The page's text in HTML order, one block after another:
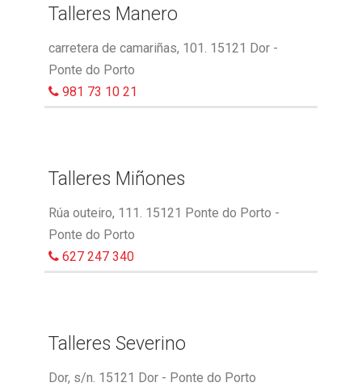
Talleres Manero
carretera de camariñas, 101. 15121 Dor -
Ponte do Porto
981 73 10 21
Talleres Miñones
Rúa outeiro, 111. 15121 Ponte do Porto -
Ponte do Porto
627 247 340
Talleres Severino
Dor, s/n. 15121 Dor - Ponte do Porto